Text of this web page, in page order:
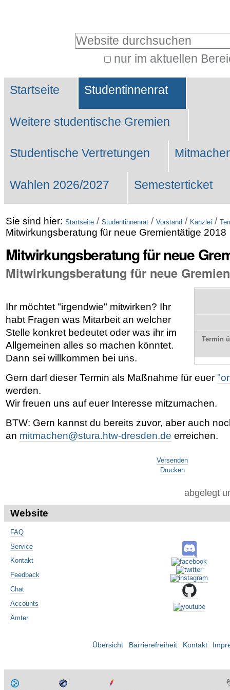
Website durchsuchen
nur im aktuellen
Suche…
Sektionen
Startseite Studentinnenrat
Weitere studentische Gremien
Studentische Vertretungen
Wahlen 2026/2027 Semesterticket
Sie sind hier: Startseite / Studentinnenrat / Vorstand / Kanzlei /
Mitwirkungsberatung für neue Gremientätige 2018
Mitwirkungsberatung für neue
Mitwirkungsberatung für neue
Termin
Ihr möchtet "irgendwie" mitwirken? Ihr
habt Fragen was Mitarbeit an welcher
Stelle konkret bedeutet oder was ihr im
Allgemeinen alles so machen könntet.
Dann sei willkommen bei uns.
Gern darf dieser Termin als Maßnahme für euer
werden.
Wir freuen uns auf euer Interesse mitzumachen.
BTW: Gern kannst du bereits zuvor, aber auch
an mitmachen@stura.htw-dresden.de erreichen.
Versenden
Drucken
abgelegt
Website
FAQ
Service
Kontakt
Feedback
Chat
Accounts
Ämter
Übersicht Barrierefreiheit Kontakt